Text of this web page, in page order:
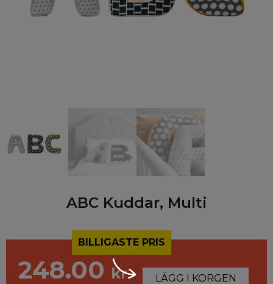
ABC Kuddar, Multi
BILLIGASTE PRIS
248.00 kr LÄGG I KORGEN